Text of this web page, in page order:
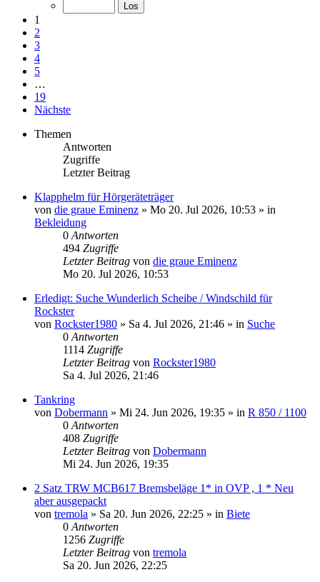
1
2
3
4
5
…
19
Nächste
Themen
Antworten
Zugriffe
Letzter Beitrag
Klapphelm für Hörgeräteträger
von die graue Eminenz » Mo 20. Jul 2026, 10:53 » in
Bekleidung
0 Antworten
494 Zugriffe
Letzter Beitrag von die graue Eminenz
Mo 20. Jul 2026, 10:53
Erledigt: Suche Wunderlich Scheibe / Windschild für
Rockster
von Rockster1980 » Sa 4. Jul 2026, 21:46 » in Suche
0 Antworten
1114 Zugriffe
Letzter Beitrag von Rockster1980
Sa 4. Jul 2026, 21:46
Tankring
von Dobermann » Mi 24. Jun 2026, 19:35 » in R 850 / 1100
0 Antworten
408 Zugriffe
Letzter Beitrag von Dobermann
Mi 24. Jun 2026, 19:35
2 Satz TRW MCB617 Bremsbeläge 1* in OVP , 1 * Neu
aber ausgepackt
von tremola » Sa 20. Jun 2026, 22:25 » in Biete
0 Antworten
1256 Zugriffe
Letzter Beitrag von tremola
Sa 20. Jun 2026, 22:25